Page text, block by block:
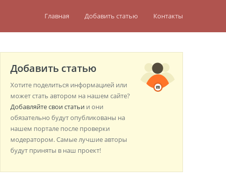
Главная Добавить статью Контакты
Добавить статью
Хотите поделиться информацией или
может стать автором на нашем сайте?
Добавляйте свои статьи и они
обязательно будут опубликованы на
нашем портале после проверки
модератором. Самые лучшие авторы
будут приняты в наш проект!